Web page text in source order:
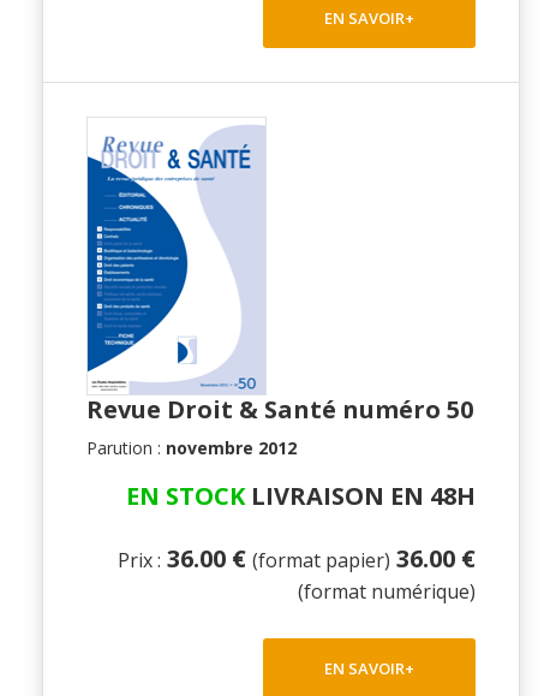
EN SAVOIR+
Revue Droit & Santé numéro 50
Parution : novembre 2012
EN STOCKLIVRAISON EN 48H
Prix : 36.00 € (format papier) 36.00 €
(format numérique)
EN SAVOIR+